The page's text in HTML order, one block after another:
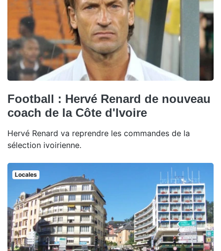
Football : Hervé Renard de nouveau
coach de la Côte d'Ivoire
Hervé Renard va reprendre les commandes de la
sélection ivoirienne.
Locales